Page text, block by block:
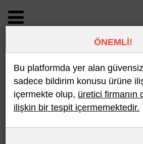
BİLDİRİM DETAYI
Son 10 Bildirim En Çok
ÖNEMLİ!
Bu platformda yer alan
sadece bildirim konusu ürüne
içermekte olup, üretici firmanın
ilişkin bir tespit içermemektedir.